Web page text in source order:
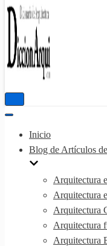
Menú
Menú
navegación
Inicio
Blog de Artículos
Arquitectura
Arquitectura
Arquitectura
Arquitectura
Arquitectura